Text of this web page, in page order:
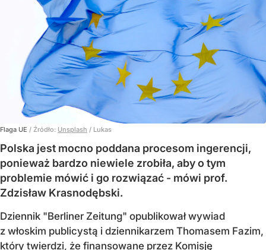
Flaga UE / Źródło: Unsplash / Lukas
Polska jest mocno poddana procesom ingerencji,
ponieważ bardzo niewiele zrobiła, aby o tym
problemie mówić i go rozwiązać - mówi prof.
Zdzisław Krasnodębski.
Dziennik "Berliner Zeitung" opublikował wywiad
z włoskim publicystą i dziennikarzem Thomasem Fazim,
który twierdzi, że finansowane przez Komisję